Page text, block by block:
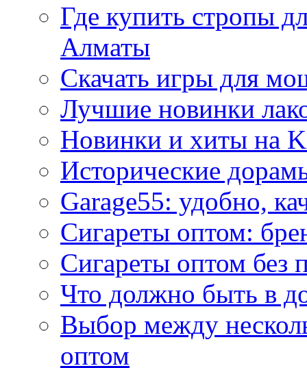
Где купить стропы
Алматы
Скачать игры для
Лучшие новинки
Новинки и хиты на
Исторические
Garage55: удобно,
Сигареты оптом:
Сигареты оптом без
Что должно быть в
Выбор между
оптом